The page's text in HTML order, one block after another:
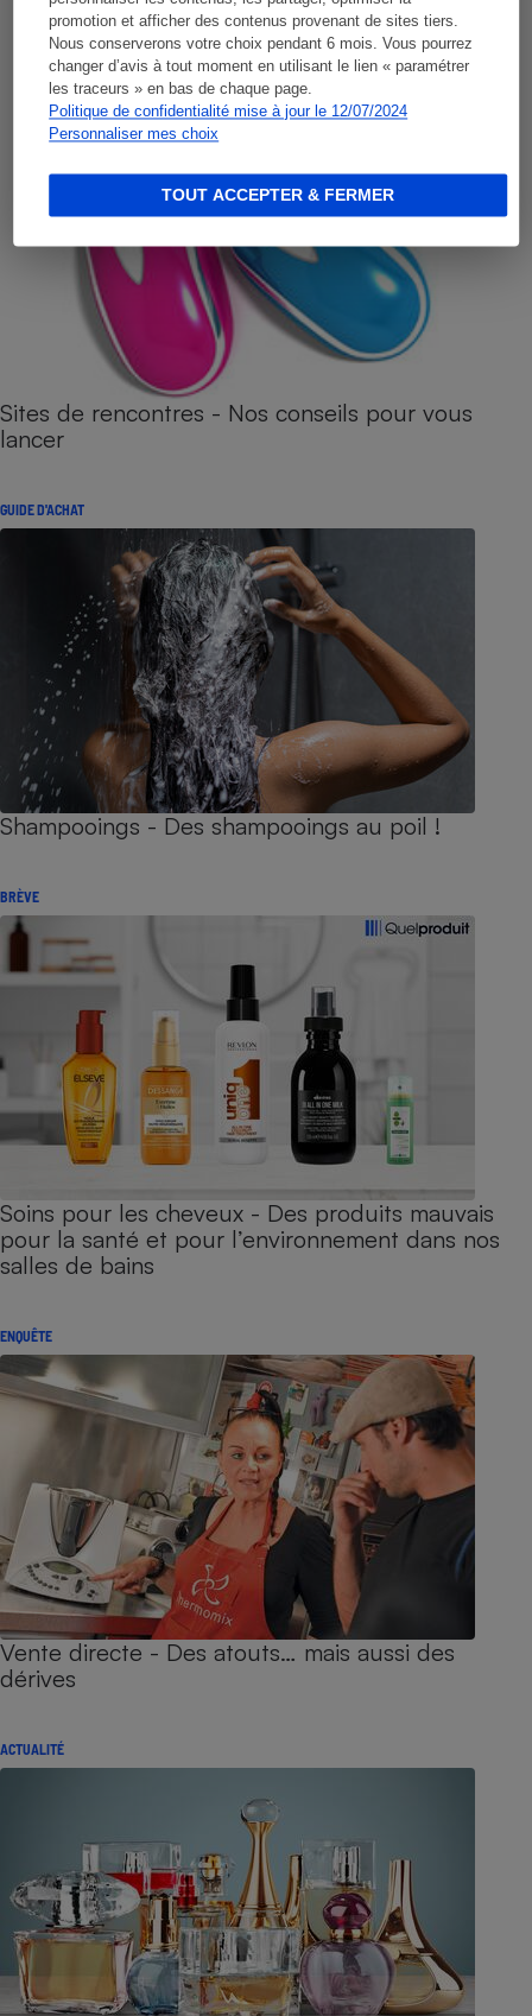
promotion et afficher des contenus provenant de sites tiers.
Nous conserverons votre choix pendant 6 mois. Vous pourrez
changer d’avis à tout moment en utilisant le lien « paramétrer
les traceurs » en bas de chaque page.
Politique de confidentialité mise à jour le 12/07/2024
Personnaliser mes choix
TOUT ACCEPTER & FERMER
Sites de rencontres - Nos conseils pour vous
lancer
GUIDE D'ACHAT
Shampooings - Des shampooings au poil !
BRÈVE
Soins pour les cheveux - Des produits mauvais
pour la santé et pour l’environnement dans nos
salles de bains
ENQUÊTE
Vente directe - Des atouts… mais aussi des
dérives
ACTUALITÉ